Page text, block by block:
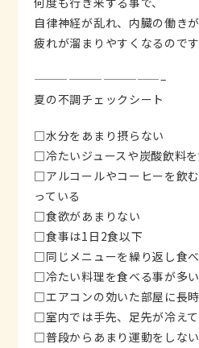
自律神経が乱れ、内臓の働きが
疲れが溜まりやすくなるのです
———————————–
夏の不調チェックシート
□水分をあまり摂らない
□冷たいジュースや炭酸飲料
□アルコールやコーヒーを飲
っている
□食欲があまりない
□食事は1日2食以下
□同じメニューを繰り返し食
□冷たい料理を食べる事が多い
□エアコンの効いた部屋に長
□室内では手先、足先が冷え
□普段からあまり運動をしない